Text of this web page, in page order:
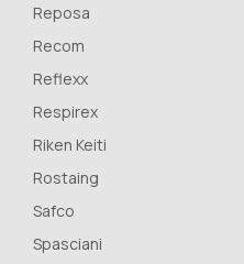
Reposa
Recom
Reflexx
Respirex
Riken Keiti
Rostaing
Safco
Spasciani